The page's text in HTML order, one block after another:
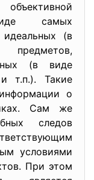
самых
(в
(в виде
т.п.). Такие
о
Сам же
следов
условиями
При этом